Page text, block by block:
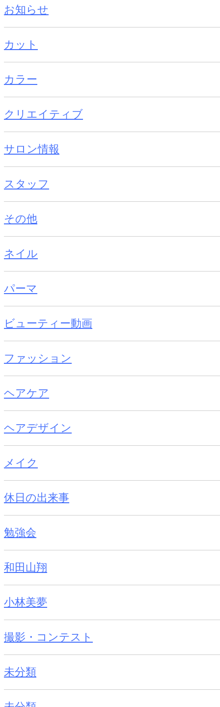
お知らせ
カット
カラー
クリエイティブ
サロン情報
スタッフ
その他
ネイル
パーマ
ビューティー動画
ファッション
ヘアケア
ヘアデザイン
メイク
休日の出来事
勉強会
和田山翔
小林美夢
撮影・コンテスト
未分類